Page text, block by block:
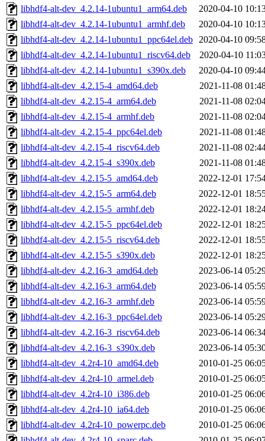
libhdf4-alt-dev_4.2.14-1ubuntu1_arm64.deb
2020-04-10
libhdf4-alt-dev_4.2.14-1ubuntu1_armhf.deb
2020-04-10
libhdf4-alt-dev_4.2.14-1ubuntu1_ppc64el.deb 2020-04-10
libhdf4-alt-dev_4.2.14-1ubuntu1_riscv64.deb
2020-04-10
libhdf4-alt-dev_4.2.14-1ubuntu1_s390x.deb
2020-04-10
libhdf4-alt-dev_4.2.15-4_amd64.deb
2021-11-08
libhdf4-alt-dev_4.2.15-4_arm64.deb
2021-11-08
libhdf4-alt-dev_4.2.15-4_armhf.deb
2021-11-08
libhdf4-alt-dev_4.2.15-4_ppc64el.deb
2021-11-08
libhdf4-alt-dev_4.2.15-4_riscv64.deb
2021-11-08
libhdf4-alt-dev_4.2.15-4_s390x.deb
2021-11-08
libhdf4-alt-dev_4.2.15-5_amd64.deb
2022-12-01
libhdf4-alt-dev_4.2.15-5_arm64.deb
2022-12-01
libhdf4-alt-dev_4.2.15-5_armhf.deb
2022-12-01
libhdf4-alt-dev_4.2.15-5_ppc64el.deb
2022-12-01
libhdf4-alt-dev_4.2.15-5_riscv64.deb
2022-12-01
libhdf4-alt-dev_4.2.15-5_s390x.deb
2022-12-01
libhdf4-alt-dev_4.2.16-3_amd64.deb
2023-06-14
libhdf4-alt-dev_4.2.16-3_arm64.deb
2023-06-14
libhdf4-alt-dev_4.2.16-3_armhf.deb
2023-06-14
libhdf4-alt-dev_4.2.16-3_ppc64el.deb
2023-06-14
libhdf4-alt-dev_4.2.16-3_riscv64.deb
2023-06-14
libhdf4-alt-dev_4.2.16-3_s390x.deb
2023-06-14
libhdf4-alt-dev_4.2r4-10_amd64.deb
2010-01-25
libhdf4-alt-dev_4.2r4-10_armel.deb
2010-01-25
libhdf4-alt-dev_4.2r4-10_i386.deb
2010-01-25
libhdf4-alt-dev_4.2r4-10_ia64.deb
2010-01-25
libhdf4-alt-dev_4.2r4-10_powerpc.deb
2010-01-25